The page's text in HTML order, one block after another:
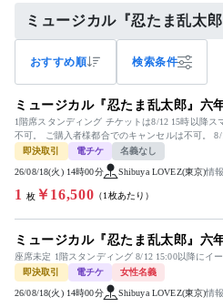
ミュージカル『忍たま乱太
おすすめ順 検索条件
ミュージカル『忍たま乱太郎』六
1階席スタンディング チケットは8/12 15時以降
不可。 ご購入者様都合でのキャンセルは不可。
す。スマチケ...
即決取引 電チケ 名義なし
26/08/18(火) 14時00分 Shibuya LOVEZ(東京)情
1 枚￥16,500 （1枚あたり）
ミュージカル『忍たま乱太郎』六
座席未定 1階スタンディング 8/12 15:00以降にイ
即決取引
電チケ 女性名義
26/08/18(火) 14時00分 Shibuya LOVEZ(東京)情